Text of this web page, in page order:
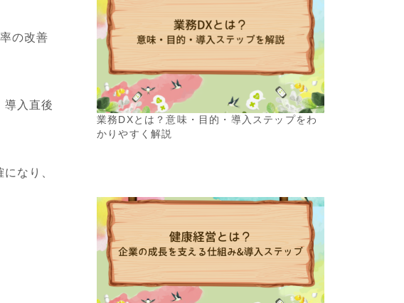
の改善
導入直後
なり、
業務DXとは？意味・目的・導入ステップをわ
かりやすく解説